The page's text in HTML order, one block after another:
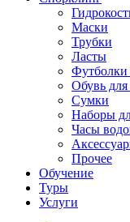
Маски
Трубки
Ласты
Обувь
Сумки
Наборы
Часы
Прочее
Обучение
Туры
Услуги